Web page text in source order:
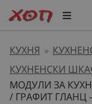
КУХНЯ »
КУХНЕНСКИ
МОДУЛИ ЗА
/ ГРАФИТ ГЛАНЦ